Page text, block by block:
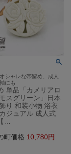
シャレな帯留め、成人
にも
単品「カメリアロ
スグリーン」日本
り 和装小物 浴衣
ジュアル 成人式
…
町価格 10,780